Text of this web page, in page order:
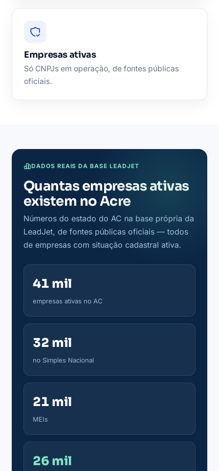
Empresas ativas
Só CNPJs em operação, de fontes públicas
oficiais.
DADOS REAIS DA BASE LEADJET
Quantas empresas ativas
existem no Acre
Números do estado do AC na base própria da
LeadJet, de fontes públicas oficiais — todos
de empresas com situação cadastral ativa.
41 mil
empresas ativas no AC
32 mil
no Simples Nacional
21 mil
MEIs
26 mil